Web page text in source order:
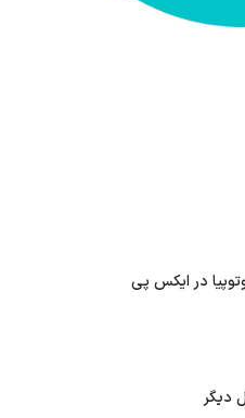
در ایکس پی